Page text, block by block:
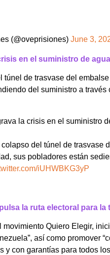
(@oveprisiones) June 3,
en el suministro de agua
de trasvase del
del suministro a
la crisis en el suministro
del túnel de trasvase
sus pobladores están
iUHWBKG3yP
la ruta electoral para
Quiero Elegir,
así como promover
con garantías para todos